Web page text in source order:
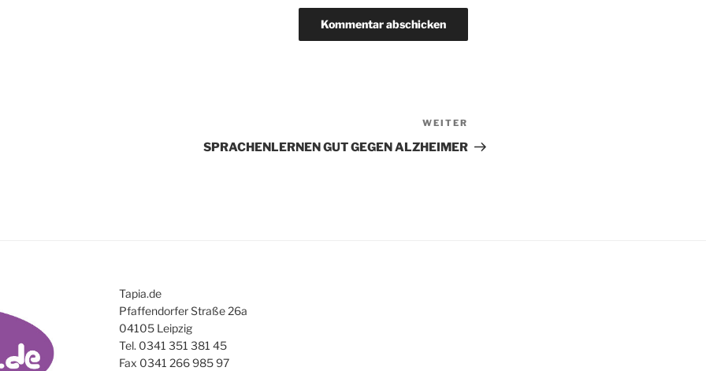
Beitrag
WEITER
SPRACHENLERNEN GUT GEGEN ALZHEIMER
Tapia.de
Pfaffendorfer Straße 26a
04105 Leipzig
Tel. 0341 351 381 45
Fax 0341 266 985 97